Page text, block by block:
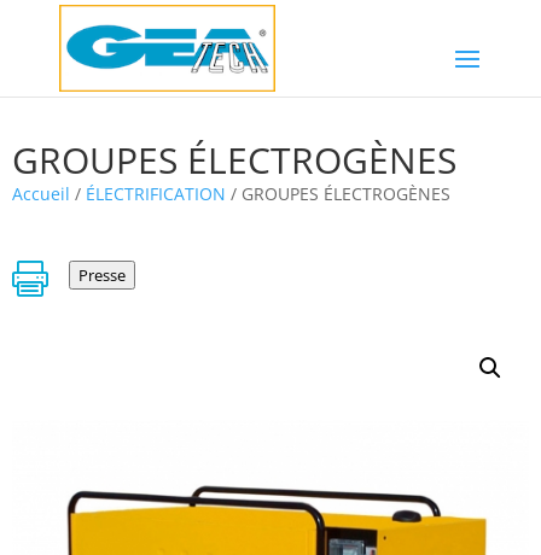
GROUPES ÉLECTROGÈNES
Accueil / ÉLECTRIFICATION / GROUPES ÉLECTROGÈNES
 Presse